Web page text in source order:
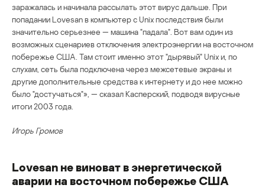
заражалась и начинала рассылать этот вирус дальше. При
попадании Lovesan в компьютер с Unix последствия были
значительно серьезнее — машина "падала". Вот вам один из
возможных сценариев отключения электроэнергии на восточном
побережье США. Там стоит именно этот "дырявый" Unix и, по
слухам, сеть была подключена через межсетевые экраны и
другие дополнительные средства к интернету и до нее можно
было "достучаться"», — сказал Касперский, подводя вирусные
итоги 2003 года.
Игорь Громов
Lovesan не виноват в энергетической
аварии на восточном побережье США